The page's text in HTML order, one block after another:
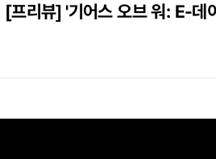
[프리뷰]'기어스 오브 워: E-데